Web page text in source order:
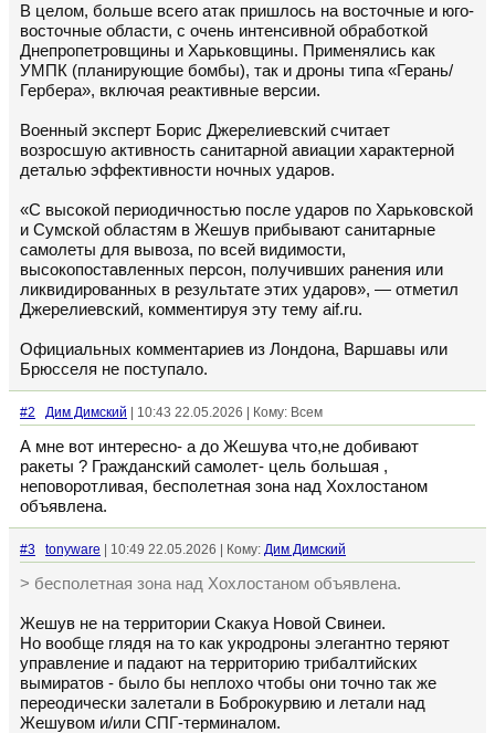
В целом, больше всего атак пришлось на восточные и юго-
восточные области, с очень интенсивной обработкой
Днепропетровщины и Харьковщины. Применялись как
УМПК (планирующие бомбы), так и дроны типа «Герань/
Гербера», включая реактивные версии.
Военный эксперт Борис Джерелиевский считает
возросшую активность санитарной авиации характерной
деталью эффективности ночных ударов.
«С высокой периодичностью после ударов по Харьковской
и Сумской областям в Жешув прибывают санитарные
самолеты для вывоза, по всей видимости,
высокопоставленных персон, получивших ранения или
ликвидированных в результате этих ударов», — отметил
Джерелиевский, комментируя эту тему aif.ru.
Официальных комментариев из Лондона, Варшавы или
Брюсселя не поступало.
#2 Дим Димский | 10:43 22.05.2026 | Кому: Всем
А мне вот интересно- а до Жешува что,не добивают
ракеты ? Гражданский самолет- цель большая ,
неповоротливая, бесполетная зона над Хохлостаном
объявлена.
#3 tonyware | 10:49 22.05.2026 | Кому: Дим Димский
> бесполетная зона над Хохлостаном объявлена.
Жешув не на территории Скакуа Новой Свинеи.
Но вообще глядя на то как укродроны элегантно теряют
управление и падают на территорию трибалтийских
вымиратов - было бы неплохо чтобы они точно так же
переодически залетали в Боброкурвию и летали над
Жешувом и/или СПГ-терминалом.